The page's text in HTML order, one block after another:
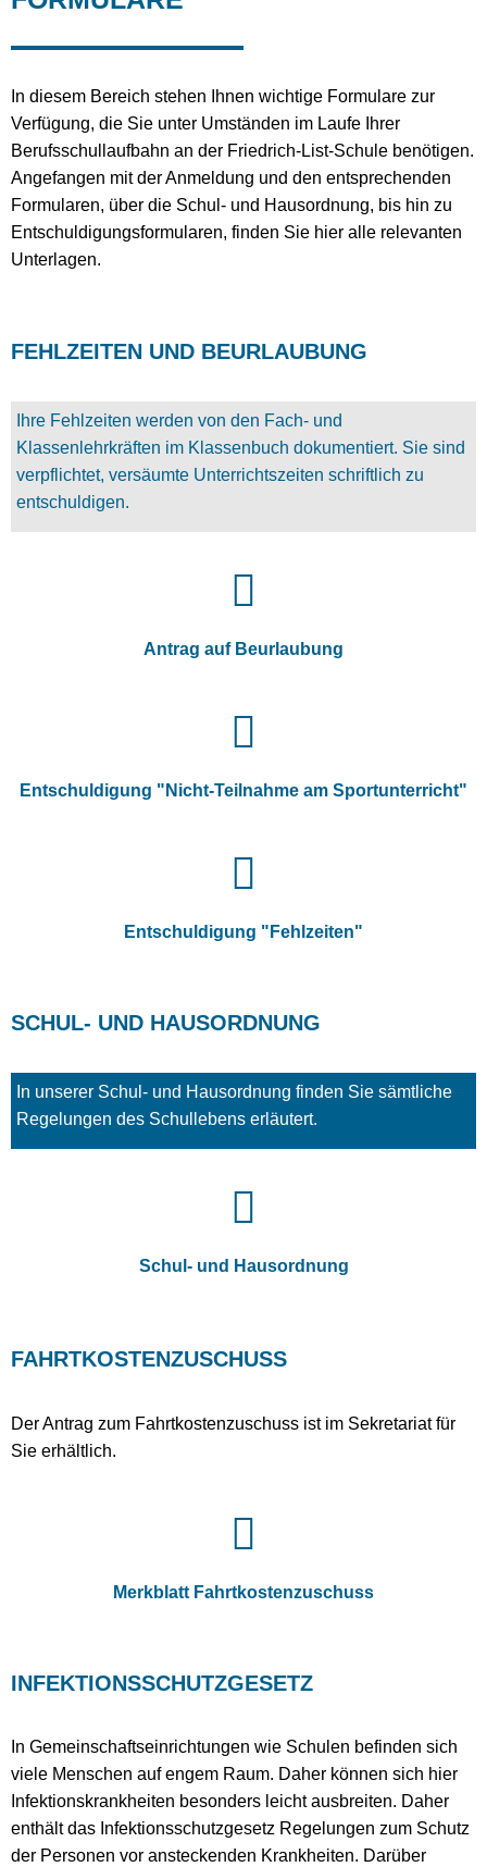
In diesem Bereich stehen Ihnen wichtige Formulare zur
Verfügung, die Sie unter Umständen im Laufe Ihrer
Berufsschullaufbahn an der Friedrich-List-Schule benötigen.
Angefangen mit der Anmeldung und den entsprechenden
Formularen, über die Schul- und Hausordnung, bis hin zu
Entschuldigungsformularen, finden Sie hier alle relevanten
Unterlagen.
FEHLZEITEN UND BEURLAUBUNG
Entschuldigung "Fehlzeiten"
Entschuldigung "Nicht-Teilnahme am Sportunterricht"
Antrag auf Beurlaubung
Ihre Fehlzeiten werden von den Fach- und
Klassenlehrkräften im Klassenbuch dokumentiert. Sie sind
verpflichtet, versäumte Unterrichtszeiten schriftlich zu
entschuldigen.
SCHUL- UND HAUSORDNUNG
In unserer Schul- und Hausordnung finden Sie sämtliche
Regelungen des Schullebens erläutert.
Schul- und Hausordnung
FAHRTKOSTENZUSCHUSS
Merkblatt Fahrtkostenzuschuss
Der Antrag zum Fahrtkostenzuschuss ist im Sekretariat für
Sie erhältlich.
INFEKTIONSSCHUTZGESETZ
In Gemeinschaftseinrichtungen wie Schulen befinden sich
viele Menschen auf engem Raum. Daher können sich hier
Infektionskrankheiten besonders leicht ausbreiten. Daher
enthält das Infektionsschutzgesetz Regelungen zum Schutz
der Personen vor ansteckenden Krankheiten. Darüber